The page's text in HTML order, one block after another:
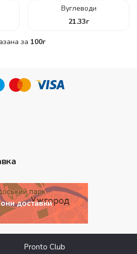
Вуглеводи
21.33г
за 100г
доставки
Pronto Club